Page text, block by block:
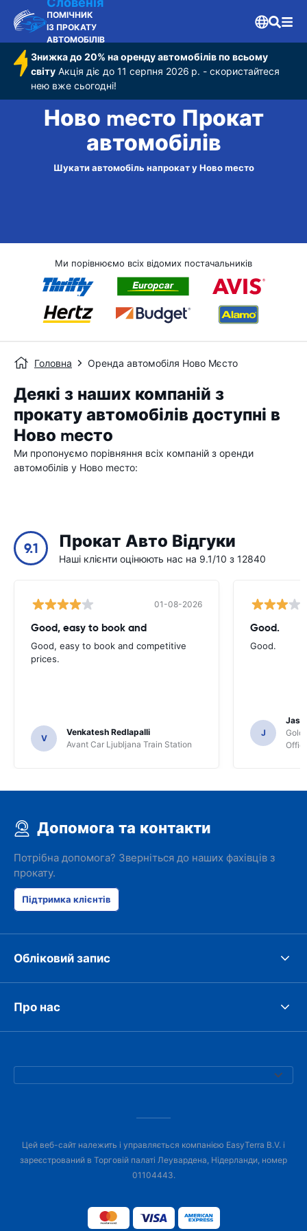
ПОМІЧНИК
ІЗ ПРОКАТУ
АВТОМОБІЛІВ
Знижка до 20% на оренду автомобілів по всьому
світу Акція діє до 11 серпня 2026 р. - скористайтеся
нею вже сьогодні!
Ново mесто Прокат
автомобілів
Шукати автомобіль напрокат у Ново mесто
Ми порівнюємо всіх відомих постачальників
Головна Оренда автомобіля Ново Мєсто
Деякі з наших компаній з
прокату автомобілів доступні в
Ново mесто
Ми пропонуємо порівняння всіх компаній з оренди
автомобілів у Ново mесто:
9.1 Прокат Авто Відгуки
Наші клієнти оцінюють нас на 9.1/10 з 12840
01-08-2026
Good, easy to book and
Good, easy to book and competitive
prices.
V
Venkatesh Redlapalli
Avant Car Ljubljana Train Station
Good.
Good.
J
Допомога та контакти
Потрібна допомога? Зверніться до наших фахівців з
прокату.
Підтримка клієнтів
Обліковий запис
Про нас
Цей веб-сайт належить і управляється компанією EasyTerra B.V. і
зареєстрований в Торговій палаті Леувардена, Нідерланди, номер
01104443.